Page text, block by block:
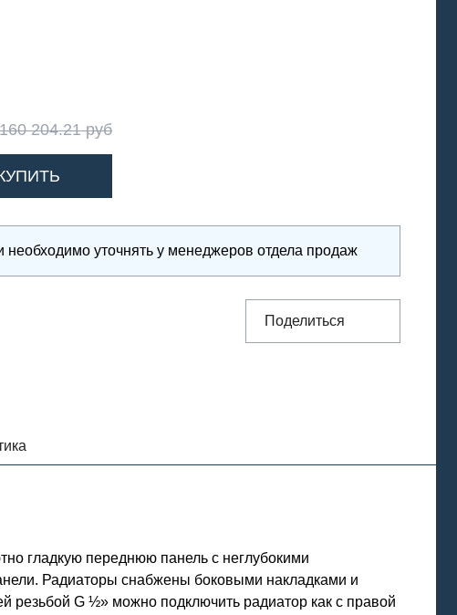
160 204.21 руб
необходимо уточнять у менеджеров отдела продаж
Поделиться
гладкую переднюю панель с неглубокими
Радиаторы снабжены боковыми накладками и
резьбой G ½» можно подключить радиатор как с правой